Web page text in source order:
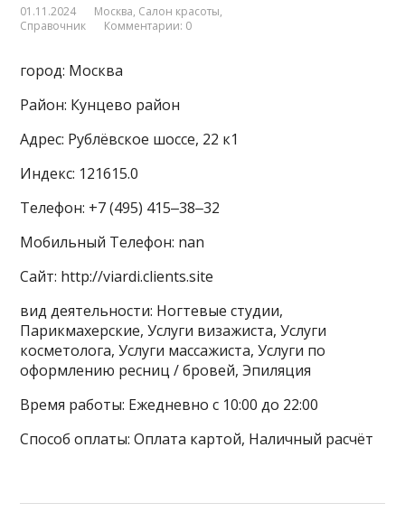
01.11.2024 Москва, Салон красоты,
Справочник
Комментарии: 0
город: Москва
Район: Кунцево район
Адрес: Рублёвское шоссе, 22 к1
Индекс: 121615.0
Телефон: +7 (495) 415‒38‒32
Мобильный Телефон: nan
Сайт: http://viardi.clients.site
вид деятельности: Ногтевые студии,
Парикмахерские, Услуги визажиста, Услуги
косметолога, Услуги массажиста, Услуги по
оформлению ресниц / бровей, Эпиляция
Время работы: Ежедневно с 10:00 до 22:00
Способ оплаты: Оплата картой, Наличный расчёт